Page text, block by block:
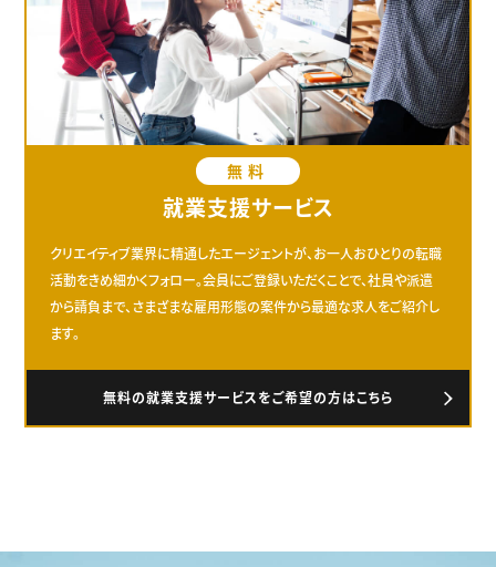
無料
就業支援サービス
クリエイティブ業界に精通したエージェントが、お一人おひとりの転職
活動をきめ細かくフォロー。会員にご登録いただくことで、社員や派遣
から請負まで、さまざまな雇用形態の案件から最適な求人をご紹介し
ます。
無料の就業支援サービスをご希望の方はこちら